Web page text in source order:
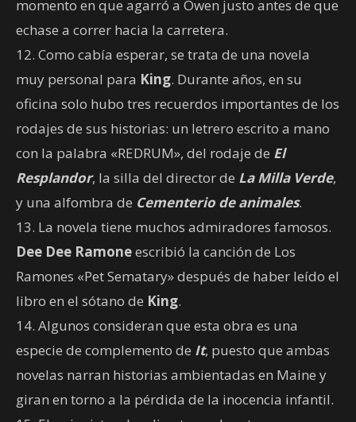
momento en que agarró a Owen justo antes de que
echase a correr hacia la carretera.
12. Como cabía esperar, se trata de una novela
muy personal para King. Durante años, en su
oficina solo hubo tres recuerdos importantes de los
rodajes de sus historias: un letrero escrito a mano
con la palabra «REDRUM», del rodaje de El
Resplandor, la silla del director de La Milla Verde,
y una alfombra de Cementerio de animales.
13. La novela tiene muchos admiradores famosos.
Dee Dee Ramoneescribió la canción de Los
Ramones «Pet Sematary» después de haber leído el
libro en el sótano de King.
14. Algunos consideran que esta obra es una
especie de complemento de It, puesto que ambas
novelas narran historias ambientadas en Maine y
giran en torno a la pérdida de la inocencia infantil.